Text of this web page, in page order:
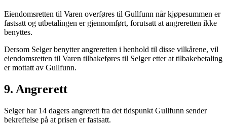
Eiendomsretten til Varen overføres til Gullfunn når kjøpesummen er
fastsatt og utbetalingen er gjennomført, forutsatt at angreretten ikke
benyttes.
Dersom Selger benytter angreretten i henhold til disse vilkårene, vil
eiendomsretten til Varen tilbakeføres til Selger etter at tilbakebetaling
er mottatt av Gullfunn.
9. Angrerett
Selger har 14 dagers angrerett fra det tidspunkt Gullfunn sender
bekreftelse på at prisen er fastsatt.